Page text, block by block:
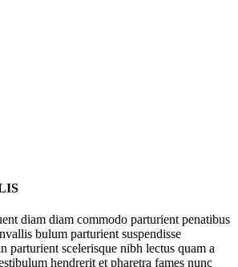
diam diam commodo parturient penatibus
bulum parturient suspendisse
parturient scelerisque nibh lectus quam a
hendrerit et pharetra fames nunc